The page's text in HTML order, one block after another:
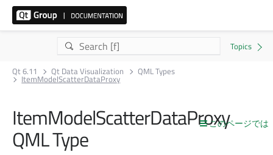
Qt 6.11 Qt Data Visualization QML Types
ItemModelScatterDataProxy
このページでは
ItemModelScatterDataProxy
QML Type